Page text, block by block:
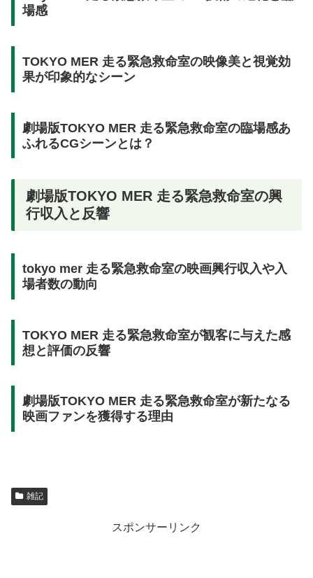
場感
TOKYO MER 走る緊急救命室の映像美と視覚効
果が印象的なシーン
劇場版TOKYO MER 走る緊急救命室の臨場感あ
ふれるCGシーンとは？
劇場版TOKYO MER 走る緊急救命室の興
行収入と反響
tokyo mer 走る緊急救命室の映画興行収入や入
場者数の動向
TOKYO MER 走る緊急救命室が観客に与えた感
想と評価の反響
劇場版TOKYO MER 走る緊急救命室が新たなる
映画ファンを獲得する理由
雑記
スポンサーリンク